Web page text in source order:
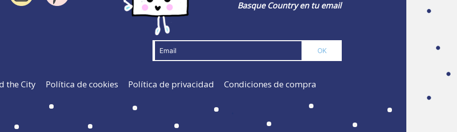
Basque Country en tu email
the City Política de cookies Política de privacidad Condiciones de compra